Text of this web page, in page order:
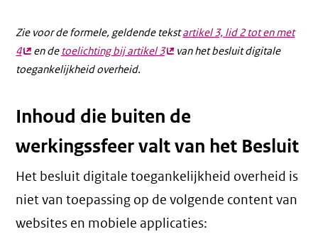
Zie voor de formele, geldende tekstartikel 3, lid 2 tot en met
4(externe
link)
en de toelichting bij artikel 3(externe
van het besluit digitale
toegankelijkheid overheid.
Inhoud die buiten de
werkingssfeer valt van het Besluit
Het besluit digitale toegankelijkheid overheid is
niet van toepassing op de volgende content van
websites en mobiele applicaties: